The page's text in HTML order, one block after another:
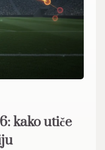
kako utiče